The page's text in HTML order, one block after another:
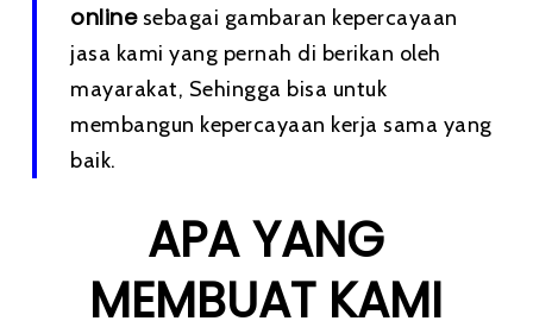
onlinesebagai gambaran kepercayaan
jasa kami yang pernah di berikan oleh
mayarakat, Sehingga bisa untuk
membangun kepercayaan kerja sama yang
baik.
APA YANG
MEMBUAT KAMI